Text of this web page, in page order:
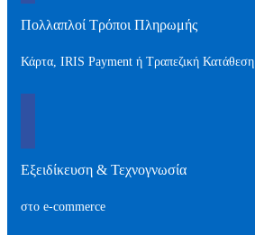
Πολλαπλοί Τρόποι Πληρωμής
Κάρτα, IRIS Payment ή Τραπεζική Κατάθεση
Εξειδίκευση & Τεχνογνωσία
στο e-commerce